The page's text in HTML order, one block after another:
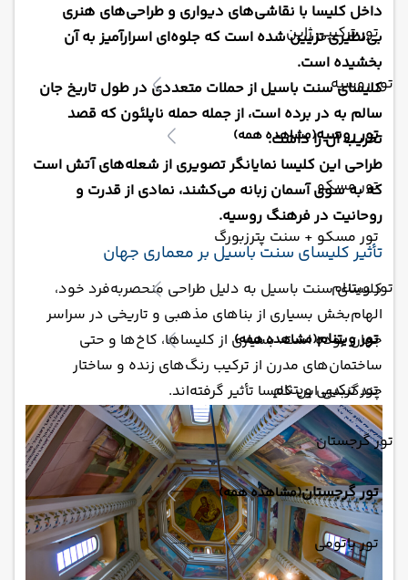
تور ترکیبی ژاپن
تور روسیه
تور روسیه(مشاهده همه)
تور مسکو
تور مسکو + سنت پترزبورگ
تور ویتنام
تور ویتنام(مشاهده همه)
تور ترکیبی ویتنام
تور گرجستان
تور گرجستان(مشاهده همه)
تور باتومی
داخل کلیسا با نقاشی‌های دیواری و طراحی‌های هنری
بی‌نظیری تزیین شده است که جلوه‌ای اسرارآمیز به آن
بخشیده است.
کلیسای سنت باسیل از حملات متعددی در طول تاریخ جان
سالم به در برده است، از جمله حمله ناپلئون که قصد
تخریب آن را داشت.
طراحی این کلیسا نمایانگر تصویری از شعله‌های آتش است
که به سوی آسمان زبانه می‌کشند، نمادی از قدرت و
روحانیت در فرهنگ روسیه.
تأثیر کلیسای سنت باسیل بر معماری جهان
کلیسای سنت باسیل به دلیل طراحی منحصر‌به‌فرد خود،
الهام‌بخش بسیاری از بناهای مذهبی و تاریخی در سراسر
جهان بوده است. بسیاری از کلیساها، کاخ‌ها و حتی
ساختمان‌های مدرن از ترکیب رنگ‌های زنده و ساختار
چندگنبدی این کلیسا تأثیر گرفته‌اند.